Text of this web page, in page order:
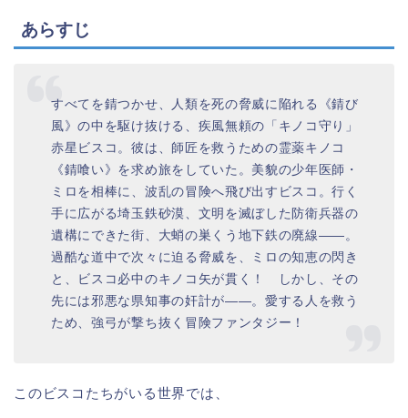
あらすじ
すべてを錆つかせ、人類を死の脅威に陥れる《錆び
風》の中を駆け抜ける、疾風無頼の「キノコ守り」
赤星ビスコ。彼は、師匠を救うための霊薬キノコ
《錆喰い》を求め旅をしていた。美貌の少年医師・
ミロを相棒に、波乱の冒険へ飛び出すビスコ。行く
手に広がる埼玉鉄砂漠、文明を滅ぼした防衛兵器の
遺構にできた街、大蛸の巣くう地下鉄の廃線――。
過酷な道中で次々に迫る脅威を、ミロの知恵の閃き
と、ビスコ必中のキノコ矢が貫く！ しかし、その
先には邪悪な県知事の奸計が――。愛する人を救う
ため、強弓が撃ち抜く冒険ファンタジー！
このビスコたちがいる世界では、